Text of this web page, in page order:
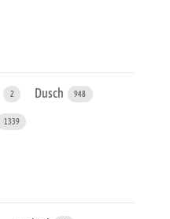
2 Dusch 948
1339